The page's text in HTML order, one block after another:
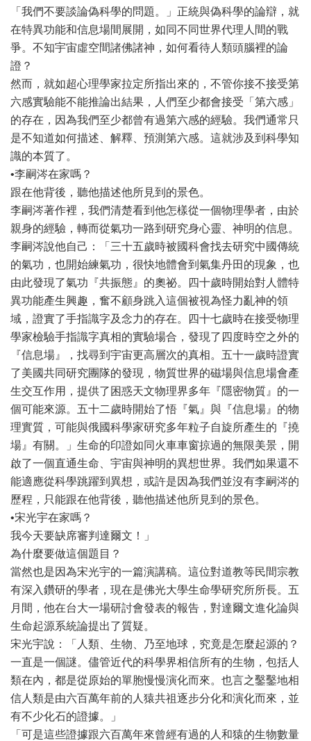
「我們不要談論偽科學的問題。」正統與偽科學的論辯，就
在特異功能和信息場間展開，如同不同世界代理人間的戰
爭。不知宇宙虛空間諸佛諸神，如何看待人類頭腦裡的論
證？
然而，就如超心理學家拉定所指出來的，不管你接不接受第
六感實驗能不能推論出結果，人們至少都會接受「第六感」
的存在，因為我們至少都曾有過第六感的經驗。我們通常只
是不知道如何描述、解釋、預測第六感。這就涉及到科學知
識的本質了。
•李嗣涔在家嗎？
跟在他背後，聽他描述他所見到的景色。
李嗣涔著作裡，我們清楚看到他怎樣從一個物理學者，由於
親身的經驗，轉而從氣功一路到研究身心靈、神明的信息。
李嗣涔說他自己：「三十五歲時被國科會找去研究中國傳統
的氣功，也開始練氣功，很快地體會到氣集丹田的現象，也
由此發現了氣功『共振態』的奧祕。四十歲時開始對人體特
異功能產生興趣，奮不顧身跳入這個被視為怪力亂神的領
域，證實了手指識字及念力的存在。四十七歲時在接受物理
學家檢驗手指識字真相的實驗場合，發現了四度時空之外的
『信息場』，找尋到宇宙更高層次的真相。五十一歲時證實
了美國共同研究團隊的發現，物質世界的磁場與信息場會產
生交互作用，提供了困惑天文物理界多年『隱密物質』的一
個可能來源。五十二歲時開始了悟『氣』與『信息場』的物
理實質，可能與俄國科學家研究多年粒子自旋所產生的『撓
場』有關。」生命的印證如同火車車窗掠過的無限美景，開
啟了一個直通生命、宇宙與神明的異想世界。我們如果還不
能適應從科學跳躍到異想，或許是因為我們並沒有李嗣涔的
歷程，只能跟在他背後，聽他描述他所見到的景色。
•宋光宇在家嗎？
我今天要缺席審判達爾文！」
為什麼要做這個題目？
當然也是因為宋光宇的一篇演講稿。這位對道教等民間宗教
有深入鑽研的學者，現在是佛光大學生命學研究所所長。五
月間，他在台大一場研討會發表的報告，對達爾文進化論與
生命起源系統論提出了質疑。
宋光宇說：「人類、生物、乃至地球，究竟是怎麼起源的？
一直是一個謎。儘管近代的科學界相信所有的生物，包括人
類在內，都是從原始的單胞慢慢演化而來。也言之鑿鑿地相
信人類是由六百萬年前的人猿共祖逐步分化和演化而來，並
有不少化石的證據。」
「可是這些證據跟六百萬年來曾經有過的人和猿的生物數量